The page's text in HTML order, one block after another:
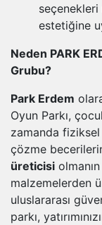
seçenekleri
estetiğine
Neden PARK
Grubu?
Park Erdem
Oyun Parkı,
zamanda
çözme
üreticisi
malzemelerden
uluslararası
parkı,